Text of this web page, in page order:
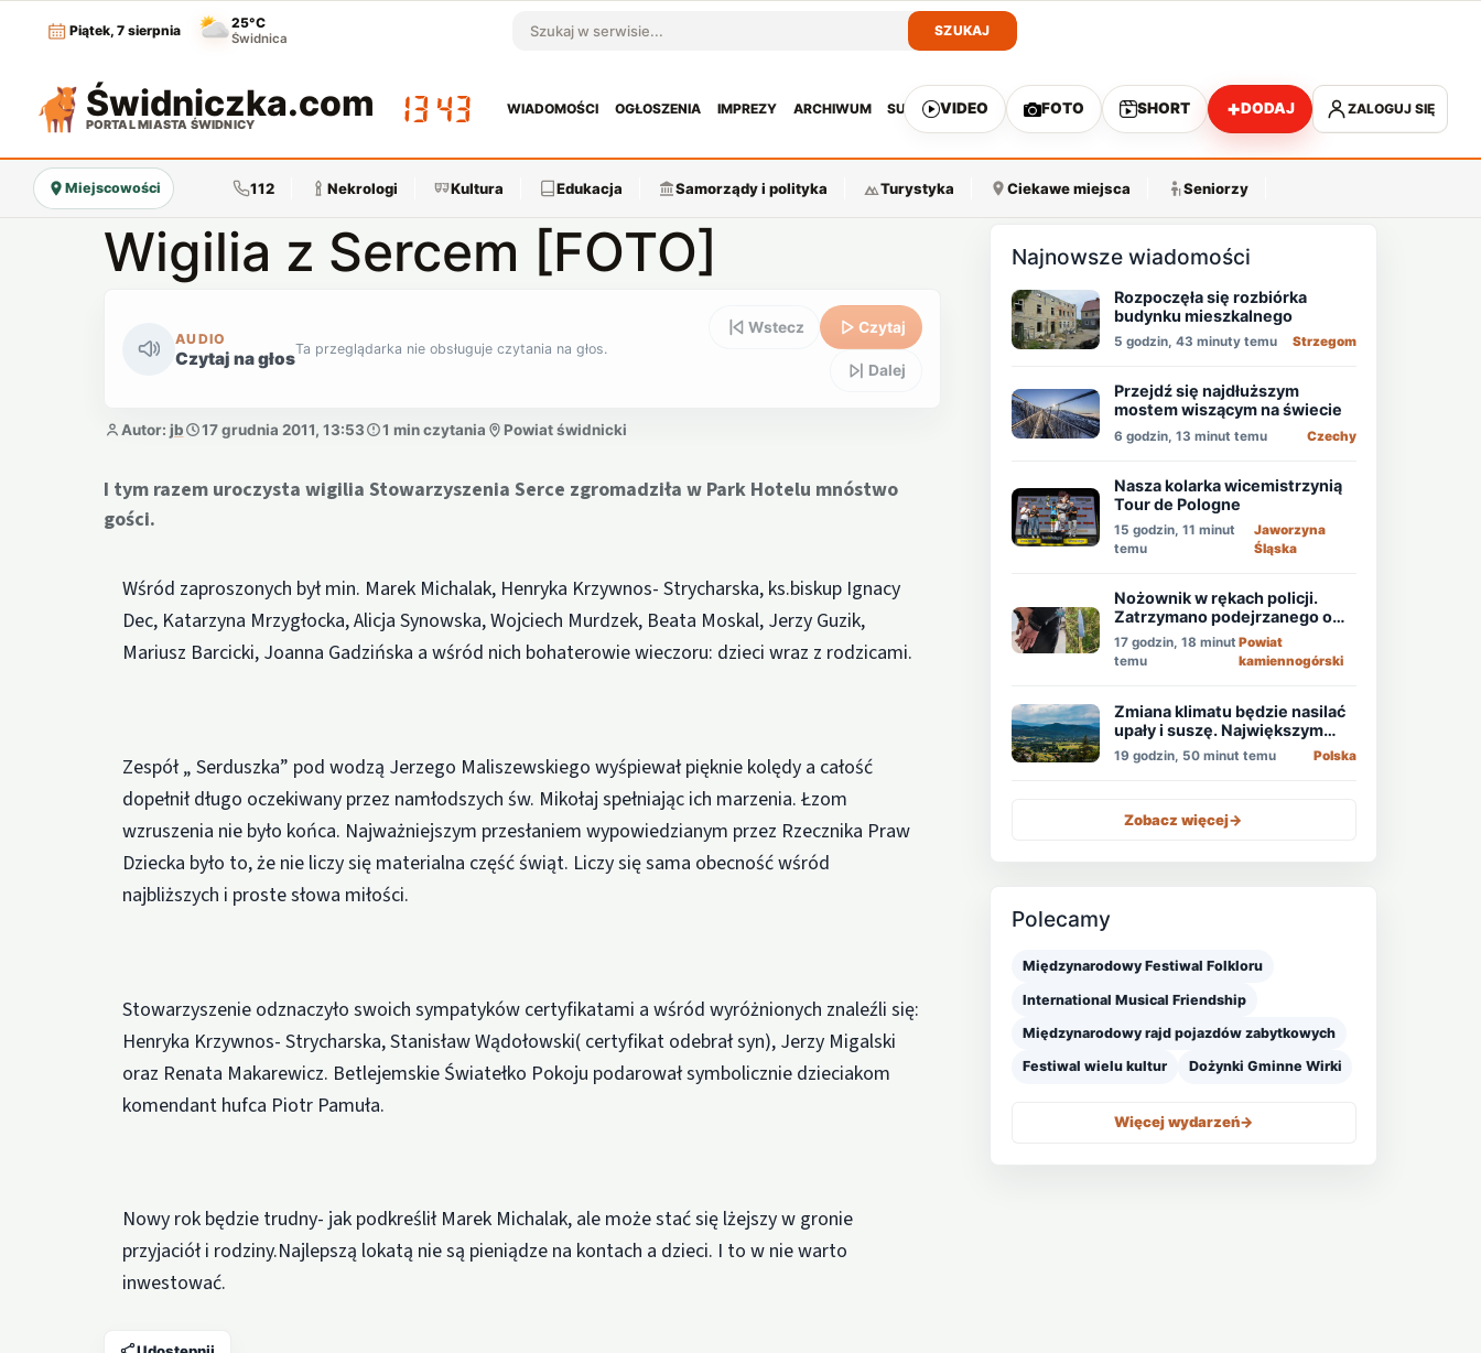
Piątek, 7 sierpnia
25°C
Świdnica Szukaj w serwisie
SZUKAJ
Świdniczka.com
PORTAL MIASTA ŚWIDNICY 13:43
WIADOMOŚCI OGŁOSZENIA IMPREZY ARCHIWUM SUBSKRYPCJA
VIDEO FOTO SHORT +DODAJ ZALOGUJ SIĘ
Miejscowości 112 Nekrologi Kultura Edukacja Samorządy i polityka Turystyka Ciekawe miejsca Seniorzy
Wigilia z Sercem [FOTO]
AUDIO
Czytaj na głosTa przeglądarka nie obsługuje czytania na głos.
Wstecz Czytaj
Dalej
Autor: jb 17 grudnia 2011, 13:53 1 min czytania Powiat świdnicki
I tym razem uroczysta wigilia Stowarzyszenia Serce zgromadziła w Park Hotelu mnóstwo
gości.
Wśród zaproszonych był min. Marek Michalak, Henryka Krzywnos- Strycharska, ks.biskup Ignacy
Dec, Katarzyna Mrzygłocka, Alicja Synowska, Wojciech Murdzek, Beata Moskal, Jerzy Guzik,
Mariusz Barcicki, Joanna Gadzińska a wśród nich bohaterowie wieczoru: dzieci wraz z rodzicami.
Zespół „ Serduszka” pod wodzą Jerzego Maliszewskiego wyśpiewał pięknie kolędy a całość
dopełnił długo oczekiwany przez namłodszych św. Mikołaj spełniając ich marzenia. Łzom
wzruszenia nie było końca. Najważniejszym przesłaniem wypowiedzianym przez Rzecznika Praw
Dziecka było to, że nie liczy się materialna część świąt. Liczy się sama obecność wśród
najbliższych i proste słowa miłości.
Stowarzyszenie odznaczyło swoich sympatyków certyfikatami a wśród wyróżnionych znaleźli się:
Henryka Krzywnos- Strycharska, Stanisław Wądołowski( certyfikat odebrał syn), Jerzy Migalski
oraz Renata Makarewicz. Betlejemskie Światełko Pokoju podarował symbolicznie dzieciakom
komendant hufca Piotr Pamuła.
Nowy rok będzie trudny- jak podkreślił Marek Michalak, ale może stać się lżejszy w gronie
przyjaciół i rodziny.Najlepszą lokatą nie są pieniądze na kontach a dzieci. I to w nie warto
inwestować.
Najnowsze wiadomości
Rozpoczęła się rozbiórka
budynku mieszkalnego
5 godzin, 43 minuty temu Strzegom
Przejdź się najdłuższym
mostem wiszącym na świecie
6 godzin, 13 minut temu Czechy
Nasza kolarka wicemistrzynią
Tour de Pologne
15 godzin, 11 minut
temu
Jaworzyna
Śląska
Nożownik w rękach policji.
Zatrzymano podejrzanego o
usiłowanie zabójstwa!
17 godzin, 18 minut
temu
Powiat
kamiennogórski
Zmiana klimatu będzie nasilać
upały i suszę. Największym
zagrożeniem jest niedobór
wody
19 godzin, 50 minut temu Polska
Zobacz więcej->
Polecamy
Międzynarodowy Festiwal Folkloru
International Musical Friendship
Międzynarodowy rajd pojazdów zabytkowych
Festiwal wielu kultur Dożynki Gminne Wirki
Więcej wydarzeń->